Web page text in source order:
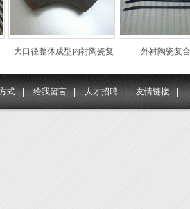
大口径整体成型内衬陶瓷复 外衬陶瓷复
式 | 给我留言 | 人才招聘 | 友情链接